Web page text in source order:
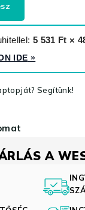
5 531 Ft ×
IDE »
Segítünk!
A